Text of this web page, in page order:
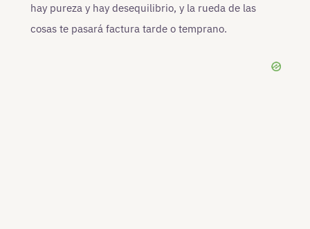
hay pureza y hay desequilibrio, y la rueda de las
cosas te pasará factura tarde o temprano.